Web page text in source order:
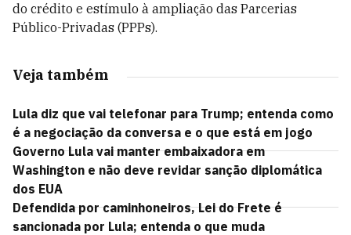
do crédito e estímulo à ampliação das Parcerias
Público-Privadas (PPPs).
Veja também
Lula diz que vai telefonar para Trump; entenda como
é a negociação da conversa e o que está em jogo
Governo Lula vai manter embaixadora em
Washington e não deve revidar sanção diplomática
dos EUA
Defendida por caminhoneiros, Lei do Frete é
sancionada por Lula; entenda o que muda